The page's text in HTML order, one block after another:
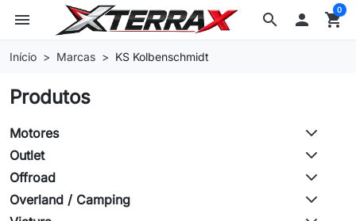
search
menu  shopping_cart
0
Início Marcas KS Kolbenschmidt
Produtos
Motores
Outlet
Offroad
Overland / Camping